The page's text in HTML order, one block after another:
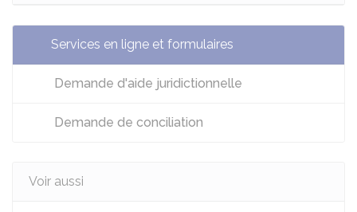
Services en ligne et formulaires
Demande d'aide juridictionnelle
Demande de conciliation
Voir aussi